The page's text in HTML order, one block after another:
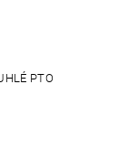
PTO